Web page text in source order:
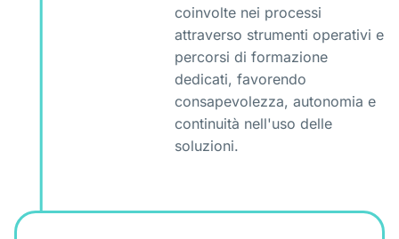
coinvolte nei processi
attraverso strumenti operativi e
percorsi di formazione
dedicati, favorendo
consapevolezza, autonomia e
continuità nell'uso delle
soluzioni.